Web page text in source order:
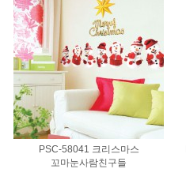
PSC-58041 크리스마스
꼬마눈사람친구들